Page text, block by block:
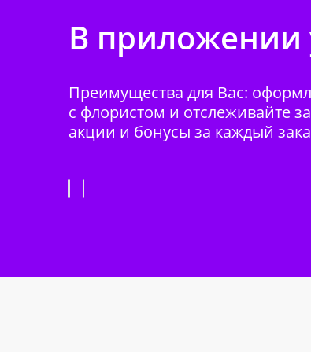
В приложении
Преимущества для Вас:
с флористом и отслеживайте
акции и бонусы за каждый